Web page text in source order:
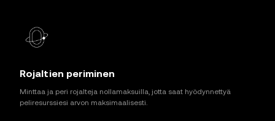
Rojaltien periminen
Minttaa ja peri rojalteja nollamaksuilla, jotta saat hyödynnettyä
peliresurssiesi arvon maksimaalisesti.